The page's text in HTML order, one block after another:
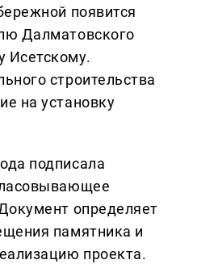
появится
Далматовского
Исетскому.
строительства
на установку
подписала
определяет
памятника и
проекта.